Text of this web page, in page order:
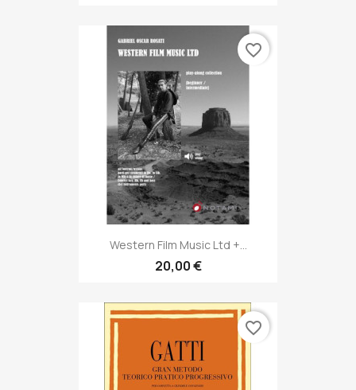
Western Film Music Ltd +...
20,00 €
favorite_border
favorite_border